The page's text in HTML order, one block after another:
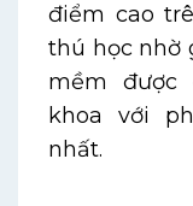
điểm cao
thú học nhờ
mềm được
khoa với
nhất.